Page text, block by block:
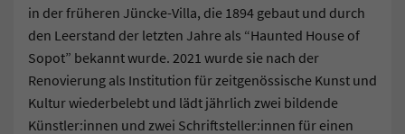
in der früheren Jüncke-Villa, die 1894 gebaut und durch
den Leerstand der letzten Jahre als “Haunted House of
Sopot” bekannt wurde. 2021 wurde sie nach der
Renovierung als Institution für zeitgenössische Kunst und
Kultur wiederbelebt und lädt jährlich zwei bildende
Künstler:innen und zwei Schriftsteller:innen für einen